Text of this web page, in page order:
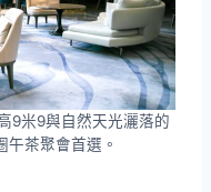
9米9與自然天光灑落的
午茶聚會首選。